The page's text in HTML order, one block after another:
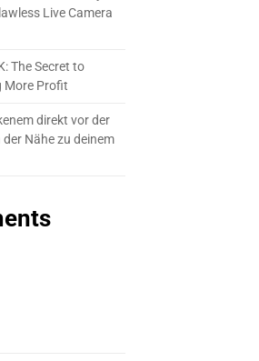
Live Camera
The Secret to
More Profit
direkt vor der
der Nähe zu deinem